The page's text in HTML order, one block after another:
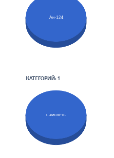
Ан-124
КАТЕГОРИЙ: 1
самолёты